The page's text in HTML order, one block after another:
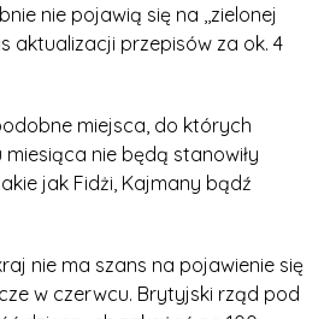
nie pojawią się na ,,zielonej
aktualizacji przepisów za ok. 4
miejsca, do których
nie będą stanowiły
jak Fidżi, Kajmany bądź
nie ma szans na pojawienie się
w czerwcu. Brytyjski rząd pod